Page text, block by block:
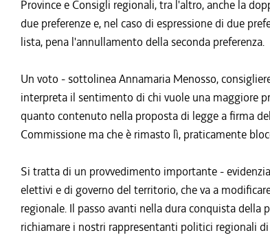
Province e Consigli regionali, tra l'altro, anche la
due preferenze e, nel caso di espressione di due
lista, pena l'annullamento della seconda preferenza.
Un voto - sottolinea Annamaria Menosso,
interpreta il sentimento di chi vuole una maggiore
quanto contenuto nella proposta di legge a firma
Commissione ma che è rimasto lì, praticamente
Si tratta di un provvedimento importante -
elettivi e di governo del territorio, che va a
regionale. Il passo avanti nella dura conquista
richiamare i nostri rappresentanti politici regionali